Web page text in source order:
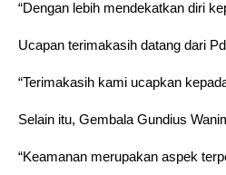
“Dengan lebih mendekatkan diri
Ucapan terimakasih datang dari
“Terimakasih kami ucapkan
Selain itu, Gembala Gundius
“Keamanan merupakan aspek